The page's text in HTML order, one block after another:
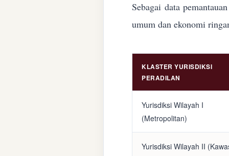
Sebagai data
umum dan ekonomi
KLASTER YURISDIKSI
PERADILAN
Yurisdiksi Wilayah I
(Metropolitan)
Yurisdiksi Wilayah II